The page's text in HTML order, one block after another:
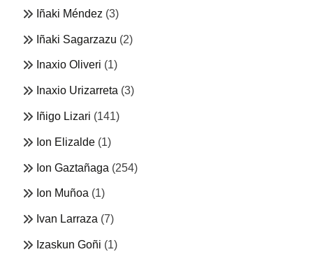
Iñaki Méndez (3)
Iñaki Sagarzazu (2)
Inaxio Oliveri (1)
Inaxio Urizarreta (3)
Iñigo Lizari (141)
Ion Elizalde (1)
Ion Gaztañaga (254)
Ion Muñoa (1)
Ivan Larraza (7)
Izaskun Goñi (1)